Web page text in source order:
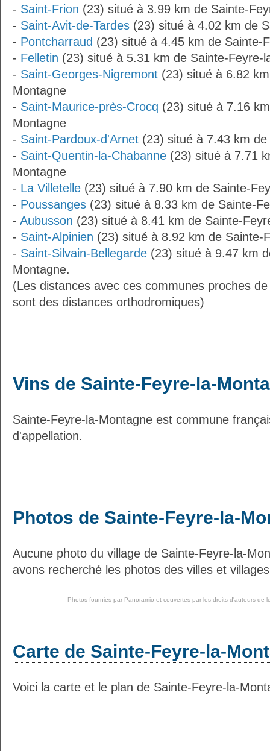
- Saint-Frion (23) situé à 3.99 km de Sainte-
- Saint-Avit-de-Tardes (23) situé à 4.02 km de
- Pontcharraud (23) situé à 4.45 km de Sainte-
- Felletin (23) situé à 5.31 km de Sainte-Feyre-
- Saint-Georges-Nigremont (23) situé à 6.82
Montagne
- Saint-Maurice-près-Crocq (23) situé à 7.16
Montagne
- Saint-Pardoux-d'Arnet (23) situé à 7.43 km
- Saint-Quentin-la-Chabanne (23) situé à 7.71
Montagne
- La Villetelle (23) situé à 7.90 km de Sainte-
- Poussanges (23) situé à 8.33 km de Sainte-
- Aubusson (23) situé à 8.41 km de Sainte-
- Saint-Alpinien (23) situé à 8.92 km de Sainte-
- Saint-Silvain-Bellegarde (23) situé à 9.47 km
Montagne.
(Les distances avec ces communes proches
sont des distances orthodromiques)
Vins de Sainte-Feyre-la-
Sainte-Feyre-la-Montagne est commune
d'appellation.
Photos de Sainte-Feyre-la-
Aucune photo du village de Sainte-Feyre-la-
avons recherché les photos des villes et
Photos fournies par Panoramio et couvertes par les droits d'auteurs de
Carte de Sainte-Feyre-la-
Voici la carte et le plan de Sainte-Feyre-la-